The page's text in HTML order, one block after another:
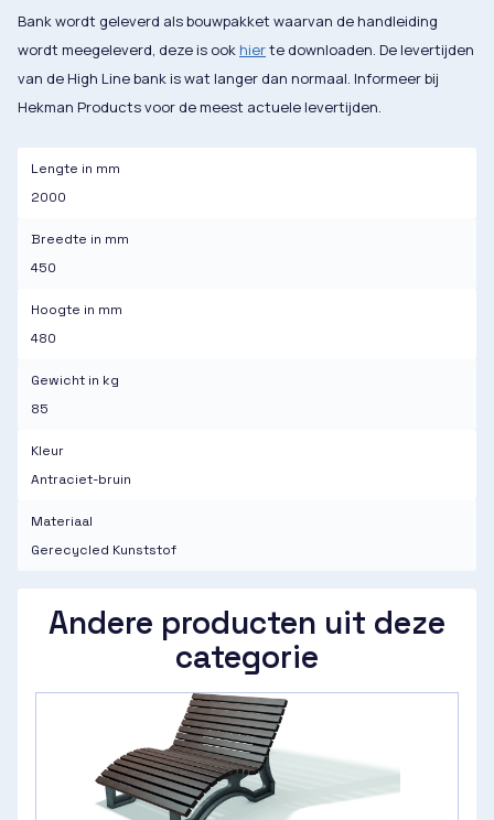
Bank wordt geleverd als bouwpakket waarvan de handleiding
wordt meegeleverd, deze is ook hierte downloaden. De levertijden
van de High Line bank is wat langer dan normaal. Informeer bij
Hekman Products voor de meest actuele levertijden.
Lengte in mm
2000
Breedte in mm
450
Hoogte in mm
480
Gewicht in kg
85
Kleur
Antraciet-bruin
Materiaal
Gerecycled Kunststof
Andere producten uit deze
categorie